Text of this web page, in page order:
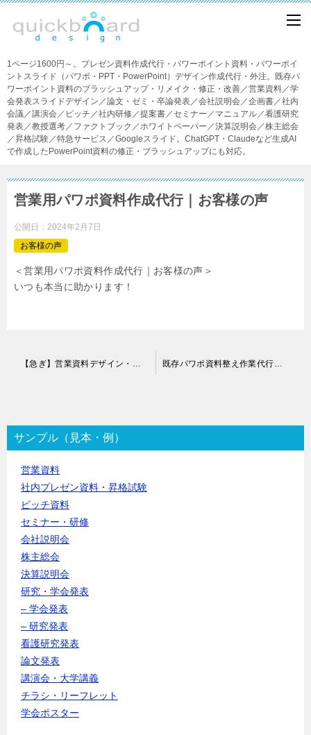
1ページ1600円～。プレゼン資料作成代行・パワーポイント資料・パワーポイ
ントスライド（パワポ・PPT・PowerPoint）デザイン作成代行・外注。既存パ
ワーポイント資料のブラッシュアップ・リメイク・修正・改善／営業資料／学
会発表スライドデザイン／論文・ゼミ・卒論発表／会社説明会／企画書／社内
会議／講演会／ピッチ／社内研修／提案書／セミナー／マニュアル／看護研究
発表／教授選考／ファクトブック／ホワイトペーパー／決算説明会／株主総会
／昇格試験／特急サービス／Googleスライド。ChatGPT・Claudeなど生成AI
で作成したPowerPoint資料の修正・ブラッシュアップにも対応。
営業用パワポ資料作成代行｜お客様の声
公開日： 2024年2月7日
お客様の声
＜営業用パワポ資料作成代行｜お客様の声＞
いつも本当に助かります！
ゲ
ー
シ
サンプル（見本・例）
営業資料
社内プレゼン資料・昇格試験
ピッチ資料
セミナー・研修
会社説明会
株主総会
決算説明会
研究・学会発表
– 学会発表
– 研究発表
看護研究発表
論文発表
講演会・大学講義
チラシ・リーフレット
学会ポスター